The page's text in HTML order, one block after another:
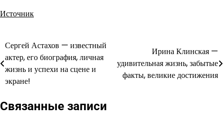
Источник
Навигация
по
записям
Сергей Астахов — известный
актер, его биография, личная
жизнь и успехи на сцене и
экране!
Ирина Клинская —
удивительная жизнь, забытые
факты, великие достижения
Связанные записи